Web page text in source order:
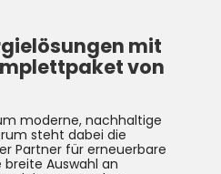
mit
von
moderne, nachhaltige
steht dabei die
Partner für erneuerbare
breite Auswahl an